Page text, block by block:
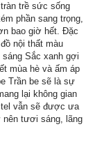
trề sức sống
phần sang trọng,
bao giờ hết. Đặc
nội thất màu
Sắc xanh gợi
mùa hè và ấm áp
Trần be sẽ là sự
lại không gian
vẫn sẽ được ưa
nên tươi sáng, lãng